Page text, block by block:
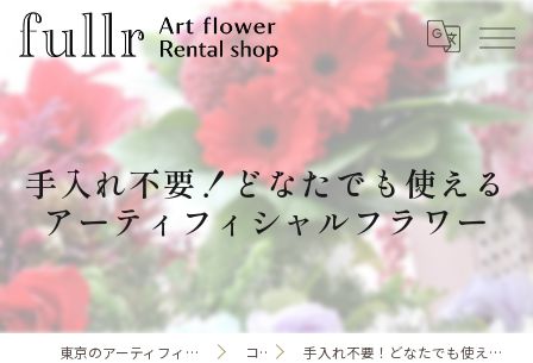
手入れ不要！どなたでも使える
アーティフィシャルフラワー
東京のアーティフィシャルフラワーならfullr コラム 手入れ不要！どなたでも使えるアーティフィシャルフラワー